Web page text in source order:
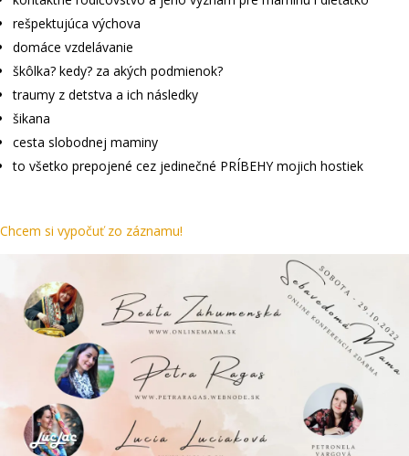
rešpektujúca výchova
domáce vzdelávanie
škôlka? kedy? za akých podmienok?
traumy z detstva a ich následky
šikana
cesta slobodnej maminy
to všetko prepojené cez jedinečné PRÍBEHY mojich hostiek
Chcem si vypočuť zo záznamu!